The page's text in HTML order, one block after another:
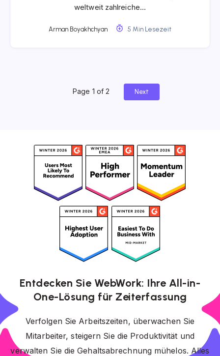
weltweit zahlreiche…
Arman Boyakhchyan 5 Min Lesezeit
Page 1 of 2 Next
Entdecken Sie WebWork: Ihre All-in-
One-Lösung für Zeiterfassung
Verfolgen Sie Arbeitszeiten, überwachen Sie
Mitarbeiter, steigern Sie die Produktivität und
verwalten Sie die Gehaltsabrechnung mühelos. Alles